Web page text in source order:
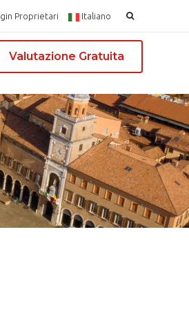
Proprietari Italiano Ricerca
per:
Valutazione Gratuita